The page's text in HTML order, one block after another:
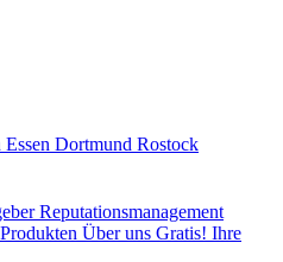
Essen Dortmund Rostock
Reputationsmanagement
Über uns Gratis! Ihre